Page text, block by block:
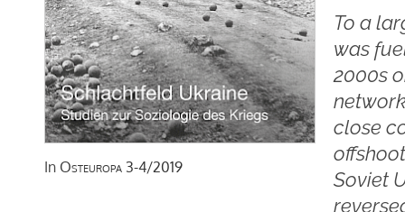
In Osteuropa 3-4/2019
To a
was
2000s
close
Soviet